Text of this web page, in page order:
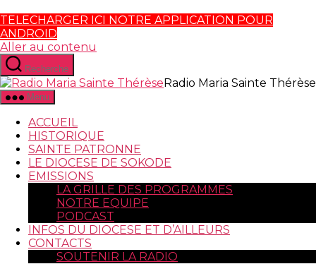
TELECHARGER ICI NOTRE APPLICATION POUR
ANDROID
Aller au contenu
Recherche
Radio Maria Sainte Thérèse
Menu
ACCUEIL
HISTORIQUE
SAINTE PATRONNE
LE DIOCESE DE SOKODE
EMISSIONS
LA GRILLE DES PROGRAMMES
NOTRE EQUIPE
PODCAST
INFOS DU DIOCESE ET D’AILLEURS
CONTACTS
SOUTENIR LA RADIO